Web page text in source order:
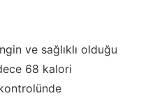
ve sağlıklı olduğu
68 kalori